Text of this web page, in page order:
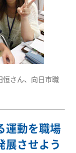
さん、向日市職
運動を職場
展させよう